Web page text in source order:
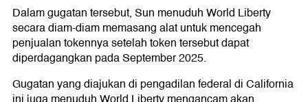
Dalam gugatan tersebut, Sun menuduh World Liberty
secara diam-diam memasang alat untuk mencegah
penjualan tokennya setelah token tersebut dapat
diperdagangkan pada September 2025.
Gugatan yang diajukan di pengadilan federal di California